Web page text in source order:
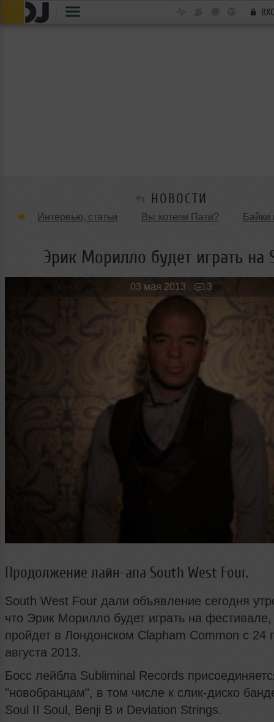
НОВОСТИ
Интервью, статьи Вы хотели Пати? Байки
Танцевальные стили Обзоры Вечеринок и
Новые лица Мужчина & Женщина
Эрик Морилло будет играть на
03 мая 2013 3
Продолжение лайн-апа South West Four.
South West Four дали объявление сегодня
что Эрик Морилло будет играть на
пройдет в Лондонском Clapham Common с 24
августа 2013.
Босс лейбла Subliminal Records
"новобранцам", в том числе к слик-диско
Soul II Soul, Benji B и Deviation Strings.